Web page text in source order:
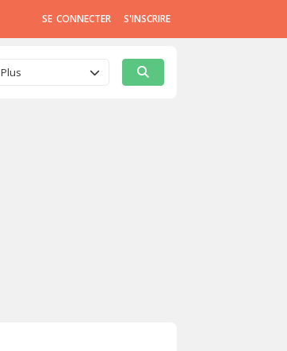
SE CONNECTER S'INSCRIRE
Plus